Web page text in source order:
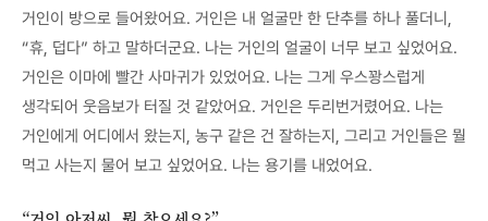
거인이 방으로 들어왔어요. 거인은 내 얼굴만 한 단추를 하나 풀더니,
“휴, 덥다” 하고 말하더군요. 나는 거인의 얼굴이 너무 보고 싶었어요.
거인은 이마에 빨간 사마귀가 있었어요. 나는 그게 우스꽝스럽게
생각되어 웃음보가 터질 것 같았어요. 거인은 두리번거렸어요. 나는
거인에게 어디에서 왔는지, 농구 같은 건 잘하는지, 그리고 거인들은 뭘
먹고 사는지 물어 보고 싶었어요. 나는 용기를 내었어요.